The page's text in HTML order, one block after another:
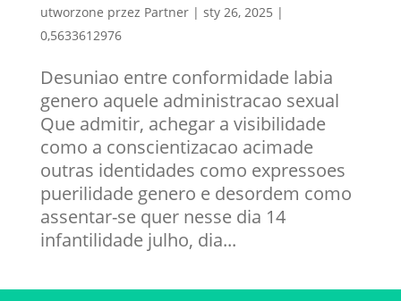
utworzone przez Partner| sty 26, 2025 |
0,5633612976
Desuniao entre conformidade labia
genero aquele administracao sexual
Que admitir, achegar a visibilidade
como a conscientizacao acimade
outras identidades como expressoes
puerilidade genero e desordem como
assentar-se quer nesse dia 14
infantilidade julho, dia...